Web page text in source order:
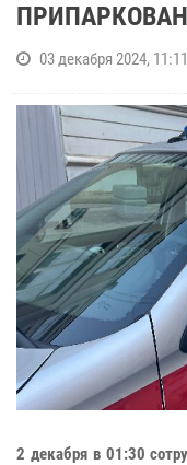
03 декабря 2024, 11:11
2 декабря в 01:30